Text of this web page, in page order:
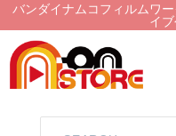
バンダイナムコフィルムワ
イ